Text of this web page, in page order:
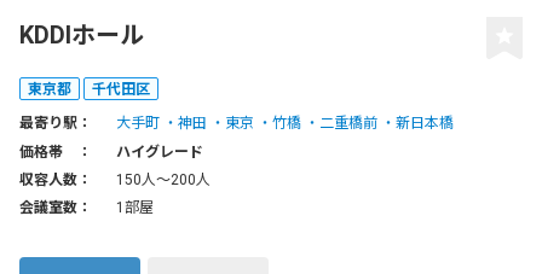
KDDIホール
東京都 千代田区
最寄り駅： 大手町 神田 東京 竹橋 二重橋前
新日本橋
価格帯 ：
ハイグレード
収容人数：
150人〜200人
会議室数：
1部屋